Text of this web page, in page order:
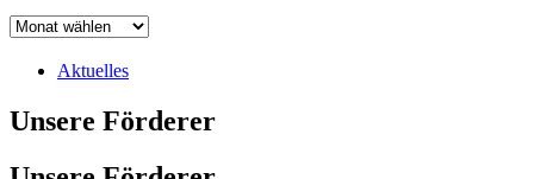
Aktuelles
Unsere Förderer